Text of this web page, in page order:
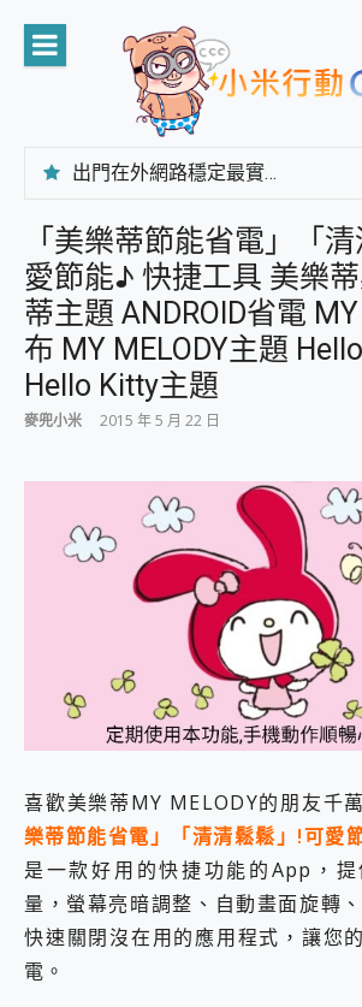
content
出門在外網路穩定最實在 「台灣大哥大」榮獲 4G/5G 在線率全球 NO.3 全台第一與全台六冠王實測心得，走到哪順到哪！
CP 值天花板~ Bongcom BS5 足球君開箱~ 短焦投影機 3千元就能擁有！ 折扣碼在這～
專為 PC上的 XBOX和掌機設計的 FireCuda X1070 SSD 固態硬碟開箱 評測
台灣製攝影機在這裡，100%全無線設計 SpotCam Solo Eco 太陽能防水雲端攝影機 SpotCam Solo 3 2.5K高畫質戶外攝影機 開箱 評測
電力超超超持久 MSI 微星 Prestige 14 AI+ D3MG-031TW 14吋 開箱評價，AI輕薄商務筆電 Copilot+ PC
超懂拍、耐用 AI 街拍機~ realme 16 Pro 開箱評價~ 2 億畫素 LumaColor 影像、持久續航與 IP69K 高防護
防窺黑科技 Galaxy S26 Ultra系列保護貼怎麼選？imos AR 低反光玻璃、藍寶石鏡頭貼與軍規防摔殼完整開箱評價
一鍵修復模糊影片、舊照的 AI 好幫手! VideoProc Converter AI 新版全解析 × 年末優惠，一篇全看懂
外型超吸晴~ 給您絕佳操控體驗 GravaStar Mercury K1 系列 異星機械鍵盤與 Mercury X 系列 輕量無線電競滑鼠 開箱 評測
開箱~變身「蜘蛛人」椅子軍師！MSI MPG 491CQP QD-OLED 超寬曲面電競螢幕，多工辦公、爽度滿滿的終極桌面體驗
iPhone 17 系列 有認證的防護來囉！ imos 首家導入 UL MCV 行銷宣告驗證的手機配件品牌
DJI Osmo Pocket 3 爽爽帶回家 歡慶 EaseUS 21 週年到來，「Slogan 海報徵稿活動」好康大放送
小巧好吸不擋鏡頭 有Qi2認證的 ONPRO MagReact MXs2 5000mAh薄型磁吸無線急速行動電源 開箱 評測
會走動的冷暖氣 SONY REON POCKET PRO 穿戴式智慧冷暖調溫裝置 開箱 評測
寶可夢飛人外掛iToolab AnyGo全新升級，GO Fest 五折優惠嗨翻天！支援 iOS/Android！
百倍變焦實測~ vivo X200 Pro 與 S25 Ultra 誰能滿足全場景拍攝需求？
超好用的 PLAUD NotePin AI 智慧錄音膠囊~ 您的AI 秘書已上線 每月免費送你 300分鐘轉寫
自帶線的 有線無線都能充 ONPRO MagReact M5 10000mAh 5合1 磁吸無線急速行動電源 開箱 評測
飛利浦 JS7310 ⚡【電急便｜行動儲能救車電源】 可靠的旅行夥伴！帶給您優異的安全性與強大供電效能
是螢幕也是電視! 一機超多用途「MSI微星 Modern MD272UPSW 27型」 4K IPS 輕薄商用智慧聯網螢幕 開箱 評測
您的專屬AI 助手 Yoga Slim 7 Aura Edition 觸控AI筆電 開箱 評測
realme 14 Pro 超硬軍規、冰感變色實測，realme 14 5G 遊戲戰鬥值爆表，效能x娛樂全都要！
iPhone、Apple Watch、AirPods耳機 三個設備充電一起搞定 ONPRO MagReact™ M3 3 in 1可攜摺疊無線充電器 開箱 評測
「美樂蒂節能省電」「
愛節能♪ 快捷工具 美樂
蒂主題 ANDROID省電
布 MY MELODY主題
Hello Kitty主題
麥兜小米 2015 年 5 月 22 日
喜歡美樂蒂MY MELODY的朋友千
樂蒂節能省電」「清清鬆鬆」!可愛
是一款好用的快捷功能的App，
量，螢幕亮暗調整、自動畫面旋轉
快速關閉沒在用的應用程式，讓您
電。